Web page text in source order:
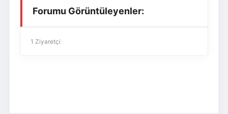
Forumu Görüntüleyenler:
1 Ziyaretçi